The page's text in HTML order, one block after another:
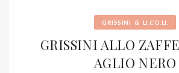
GRISSINI & LI.CO.LI.
GRISSINI ALLO
AGLIO NERO